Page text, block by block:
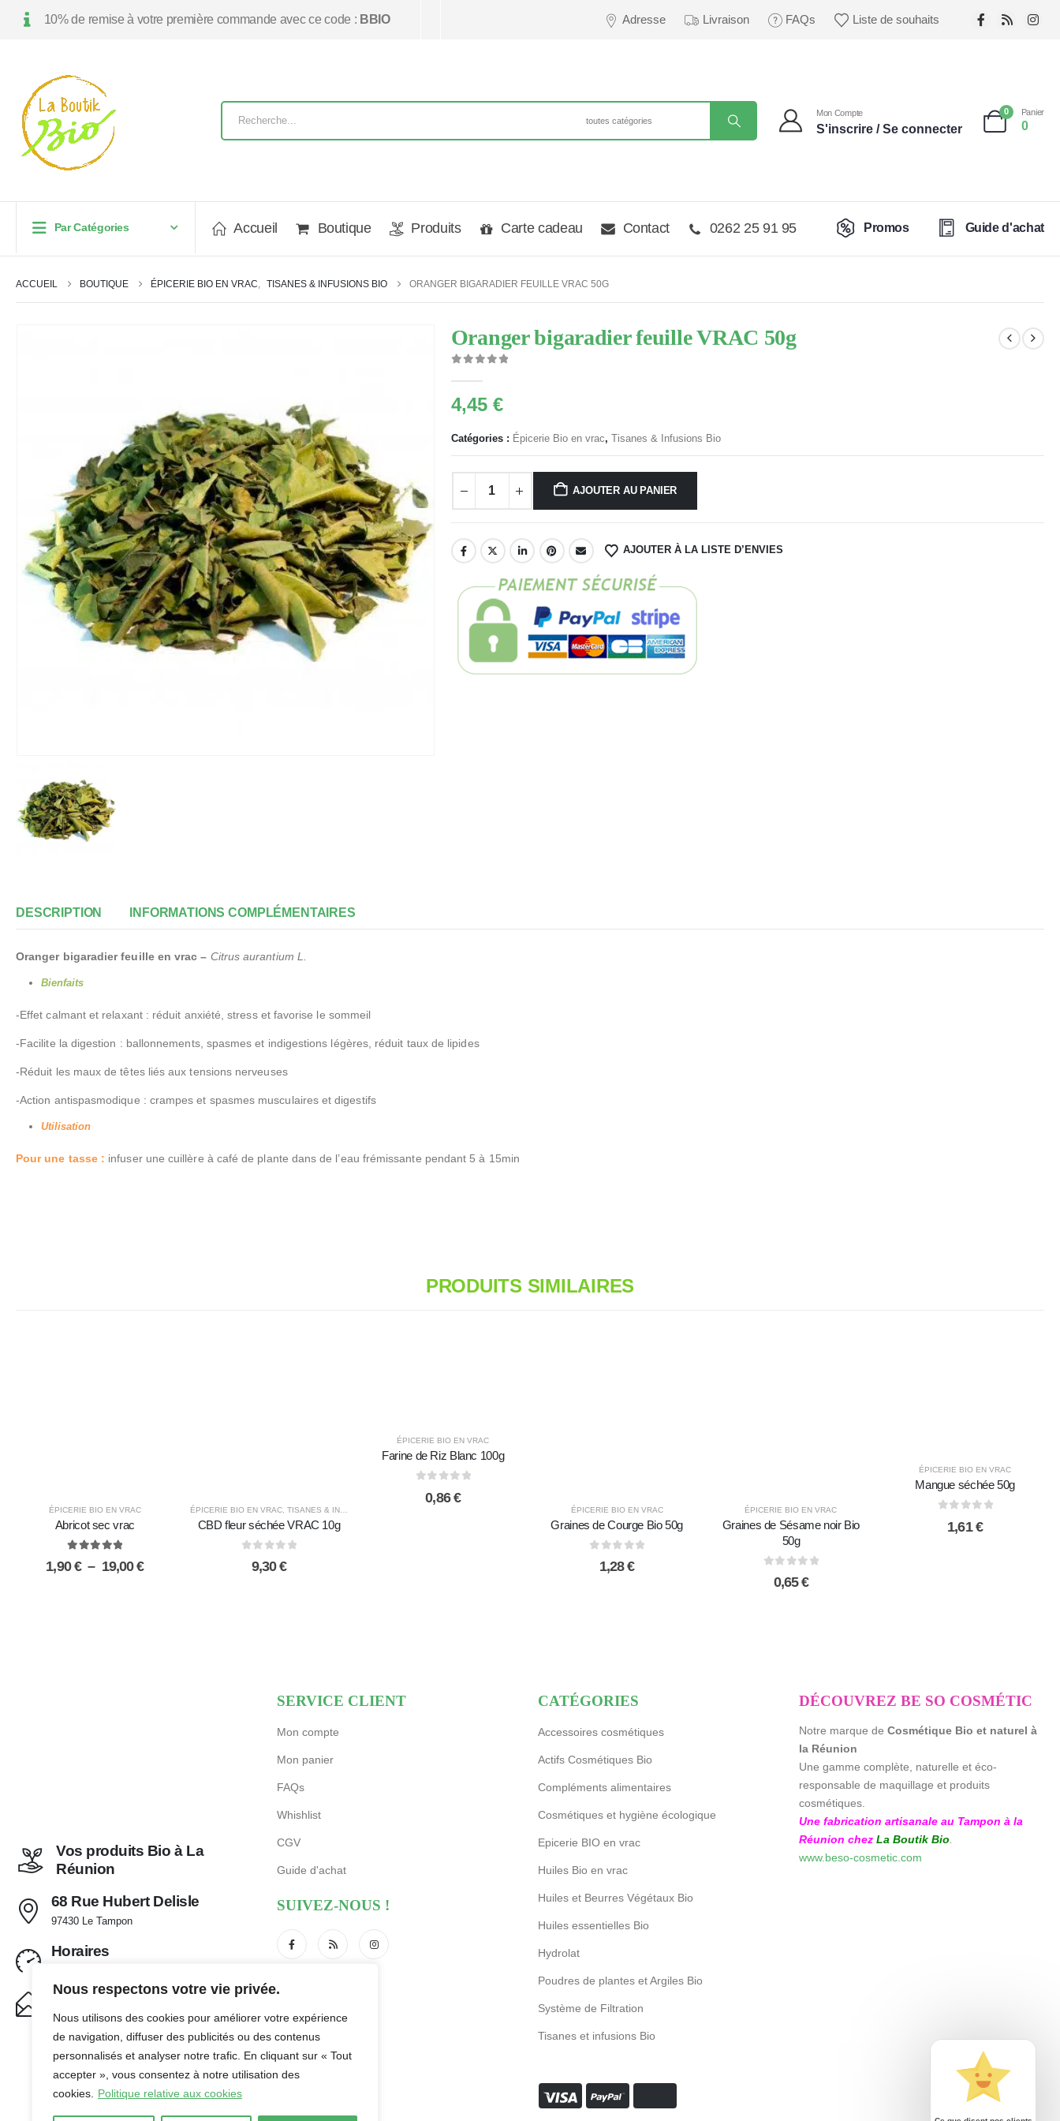
Nous respectons votre vie privée.
Nous utilisons des cookies pour améliorer votre expérience
de navigation, diffuser des publicités ou des contenus
personnalisés et analyser notre trafic. En cliquant sur « Tout
accepter », vous consentez à notre utilisation des
cookies.
Politique relative aux cookies
10% de remise à votre première commande avec ce code : BBIO Adresse Livraison FAQs Liste de souhaits
Mon Compte
S'inscrire / Se connecter
0 Panier
0
Par Catégories Accueil Boutique Produits Carte cadeau Contact 0262 25 91 95 Promos Guide d'achat
ACCUEIL BOUTIQUE ÉPICERIE BIO EN VRAC, TISANES & INFUSIONS BIO ORANGER BIGARADIER FEUILLE VRAC 50G
Oranger bigaradier feuille VRAC 50g
4,45 €
Catégories : Épicerie Bio en vrac, Tisanes & Infusions Bio
AJOUTER AU PANIER
AJOUTER À LA LISTE D’ENVIES
DESCRIPTION INFORMATIONS COMPLÉMENTAIRES
Oranger bigaradier feuille en vrac – Citrus aurantium L.
Bienfaits
-Effet calmant et relaxant : réduit anxiété, stress et favorise le sommeil
-Facilite la digestion : ballonnements, spasmes et indigestions légères, réduit taux de lipides
-Réduit les maux de têtes liés aux tensions nerveuses
-Action antispasmodique : crampes et spasmes musculaires et digestifs
Utilisation
Pour une tasse : infuser une cuillère à café de plante dans de l’eau frémissante pendant 5 à 15min
PRODUITS SIMILAIRES
ÉPICERIE BIO EN VRAC
Abricot sec vrac
1,90€ – 19,00€Plage
ÉPICERIE BIO EN VRAC, TISANES & INFUSIONS BIO
CBD fleur séchée VRAC 10g
9,30€
ÉPICERIE BIO EN VRAC
Farine de Riz Blanc 100g
0,86€
ÉPICERIE BIO EN VRAC
Graines de Courge Bio 50g
1,28€
ÉPICERIE BIO EN VRAC
Graines de Sésame noir Bio
50g
0,65€
ÉPICERIE BIO EN VRAC
Mangue séchée 50g
1,61€
Vos produits Bio à La
Réunion
68 Rue Hubert Delisle
97430 Le Tampon
Horaires
SERVICE CLIENT
Mon compte
Mon panier
FAQs
Whishlist
CGV
Guide d'achat
SUIVEZ-NOUS !
CATÉGORIES
Accessoires cosmétiques
Actifs Cosmétiques Bio
Compléments alimentaires
Cosmétiques et hygiène écologique
Epicerie BIO en vrac
Huiles Bio en vrac
Huiles et Beurres Végétaux Bio
Huiles essentielles Bio
Hydrolat
Poudres de plantes et Argiles Bio
Système de Filtration
Tisanes et infusions Bio
DÉCOUVREZ BE SO COSMÉTIC
Notre marque de Cosmétique Bio et naturel à
la Réunion
Une gamme complète, naturelle et éco-
responsable de maquillage et produits
cosmétiques.
Une fabrication artisanale au Tampon à la
Réunion chez La Boutik Bio
www.beso-cosmetic.com